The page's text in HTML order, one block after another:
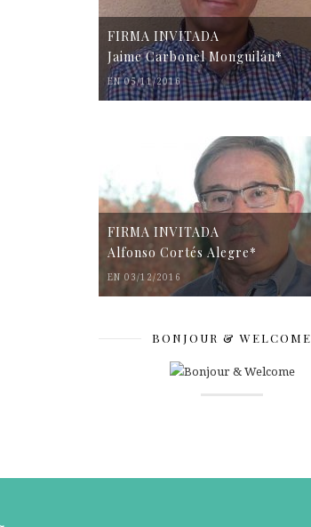
FIRMA INVITADA
Jaime Carbonel Monguilán*
EN 05/11/2016
FIRMA INVITADA
Alfonso Cortés Alegre*
EN 03/12/2016
BONJOUR & WELCOME